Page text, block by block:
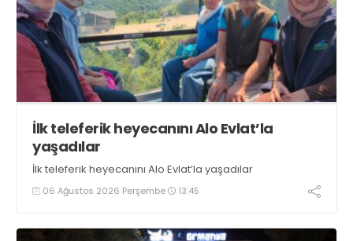
İlk teleferik heyecanını Alo Evlat’la
yaşadılar
İlk teleferik heyecanını Alo Evlat’la yaşadılar
06 Ağustos 2026 Perşembe 13:45